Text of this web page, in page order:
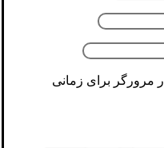
مرورگر برای زمانی